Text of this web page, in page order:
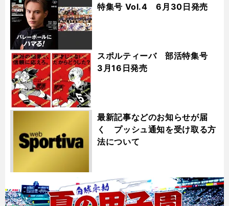
特集号 Vol.4 6月30日発売
スポルティーバ 部活特集号
3月16日発売
最新記事などのお知らせが届
く プッシュ通知を受け取る方
法について